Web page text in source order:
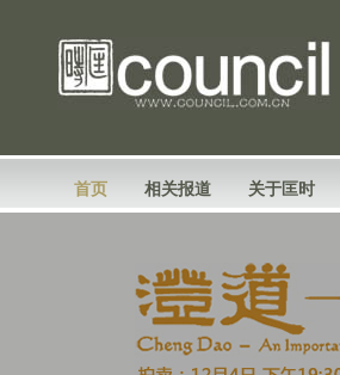
首页 相关报道 关于匡时